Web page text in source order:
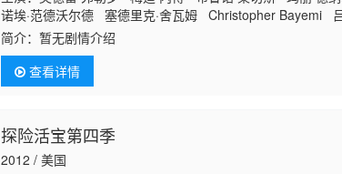
诺埃·范德沃尔德 塞德里克·舍瓦姆 Christopher Bayemi
多·马斯塔 帕特里克·薛内斯 尼古拉斯·马丁内斯 米歇尔·
Le Maoût
简介：暂无剧情介绍
查看详情
探险活宝第四季
2012 / 美国